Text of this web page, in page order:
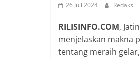
26 Juli 2024 Redaksi
RILISINFO.COM,
menjelaskan makna
tentang meraih